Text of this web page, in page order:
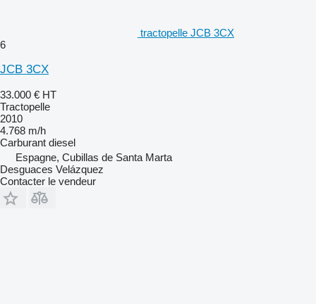
tractopelle JCB 3CX
6
JCB 3CX
33.000 € HT
Tractopelle
2010
4.768 m/h
Carburant diesel
Espagne, Cubillas de Santa Marta
Desguaces Velázquez
Contacter le vendeur